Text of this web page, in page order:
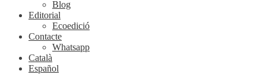
Blog
Editorial
Ecoedició
Contacte
Whatsapp
Català
Español